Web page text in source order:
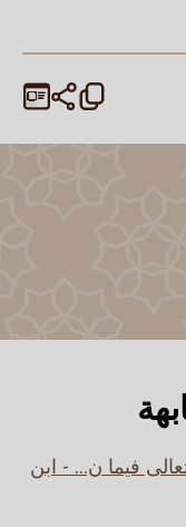
فيما ن... - ابن